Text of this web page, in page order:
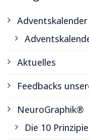
Adventskalender
Aktuelles
Feedbacks
NeuroGraphik®
Die 10